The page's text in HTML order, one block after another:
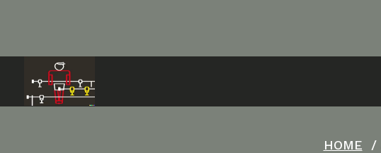
inhoud
HOME /